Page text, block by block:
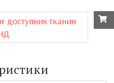
доступних тканин